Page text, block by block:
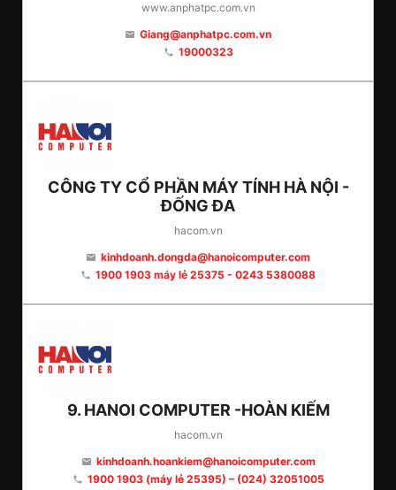
www.anphatpc.com.vn
email Giang@anphatpc.com.vn
phone 19000323
CÔNG TY CỔ PHẦN MÁY TÍNH HÀ NỘI -
ĐỐNG ĐA
hacom.vn
email kinhdoanh.dongda@hanoicomputer.com
phone 1900 1903 máy lẻ 25375 - 0243 5380088
9. HANOI COMPUTER -HOÀN KIẾM
hacom.vn
email kinhdoanh.hoankiem@hanoicomputer.com
phone 1900 1903 (máy lẻ 25395) – (024) 32051005